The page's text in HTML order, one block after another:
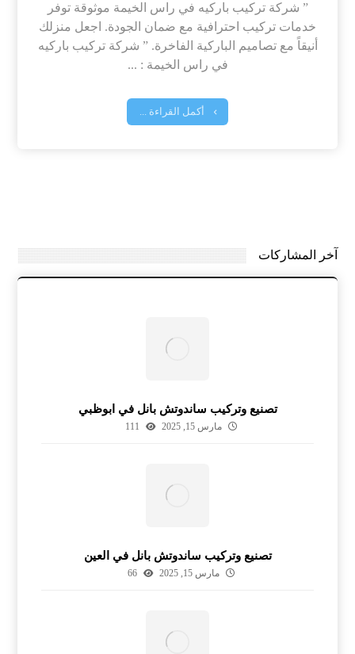
” شركة تركيب باركيه في راس الخيمة موثوقة توفر
خدمات تركيب احترافية مع ضمان الجودة. اجعل منزلك
أنيقاً مع تصاميم الباركية الفاخرة. ” شركة تركيب باركيه
في راس الخيمة : ...
أكمل القراءة ...
آخر المشاركات
تصنيع وتركيب ساندوتش بانل في ابوظبي
مارس 15, 2025 111
تصنيع وتركيب ساندوتش بانل في العين
مارس 15, 2025 66